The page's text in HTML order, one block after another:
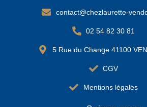
contact@chezlaurette-
02 54 82 30 81
5 Rue du Change 41100
CGV
Mentions légales